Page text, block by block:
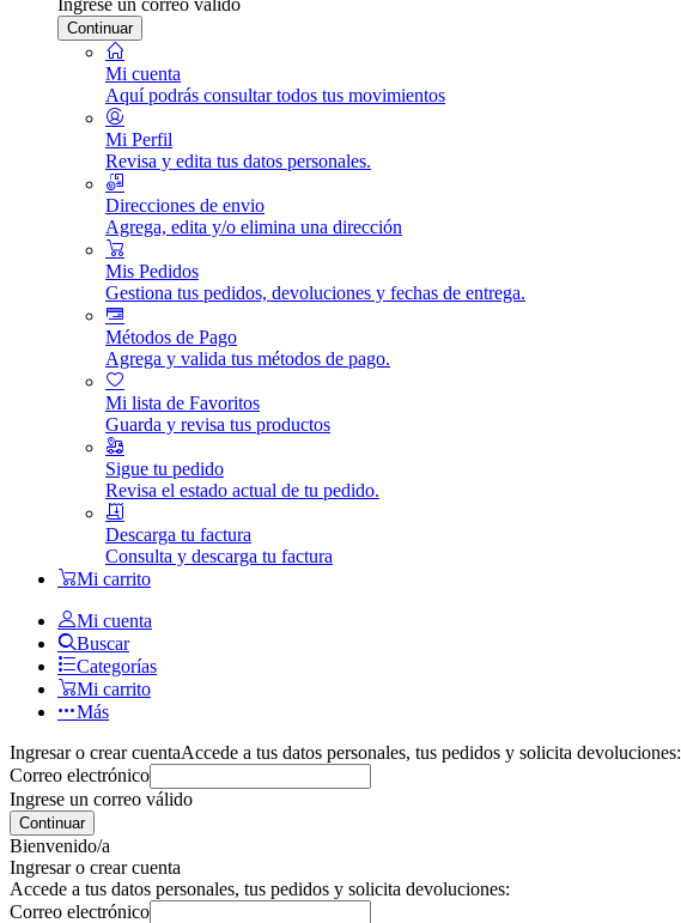
Continuar
Mi cuenta
Aquí podrás consultar todos tus movimientos
Mi Perfil
Revisa y edita tus datos personales.
Direcciones de envio
Agrega, edita y/o elimina una dirección
Mis Pedidos
Gestiona tus pedidos, devoluciones y fechas de entrega.
Métodos de Pago
Agrega y valida tus métodos de pago.
Mi lista de Favoritos
Guarda y revisa tus productos
Sigue tu pedido
Revisa el estado actual de tu pedido.
Descarga tu factura
Consulta y descarga tu factura
Mi carrito
Mi cuenta
Buscar
Categorías
Mi carrito
Más
Ingresar o crear cuentaAccede a tus datos personales, tus pedidos y solicita devoluciones:
Correo electrónico
Ingrese un correo válido
Continuar
Bienvenido/a
Ingresar o crear cuenta
Accede a tus datos personales, tus pedidos y solicita devoluciones:
Correo electrónico